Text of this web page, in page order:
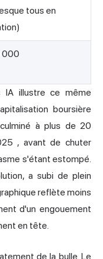
tous en
illustre ce même
boursière
à plus de 20
, avant de chuter
s'étant estompé.
a subi de plein
reflète moins
d'un engouement
en tête.
de la bulle. Le